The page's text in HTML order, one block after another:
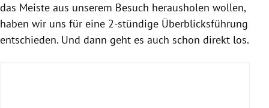
das Meiste aus unserem Besuch herausholen wollen,
haben wir uns für eine 2-stündige Überblicksführung
entschieden. Und dann geht es auch schon direkt los.